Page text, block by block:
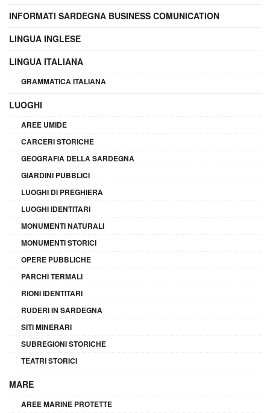
INFORMATI SARDEGNA BUSINESS COMUNICATION
LINGUA INGLESE
LINGUA ITALIANA
GRAMMATICA ITALIANA
LUOGHI
AREE UMIDE
CARCERI STORICHE
GEOGRAFIA DELLA SARDEGNA
GIARDINI PUBBLICI
LUOGHI DI PREGHIERA
LUOGHI IDENTITARI
MONUMENTI NATURALI
MONUMENTI STORICI
OPERE PUBBLICHE
PARCHI TERMALI
RIONI IDENTITARI
RUDERI IN SARDEGNA
SITI MINERARI
SUBREGIONI STORICHE
TEATRI STORICI
MARE
AREE MARINE PROTETTE